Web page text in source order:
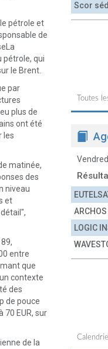
pétrole et
de
pétrole, qui
le Brent.
par
plus de
ont été
les
matinée,
des
niveau
et
entre
que
contexte
des
de pouce
70 EUR, sur
de la
Scor
Toutes
ARCHOS
LOGIC